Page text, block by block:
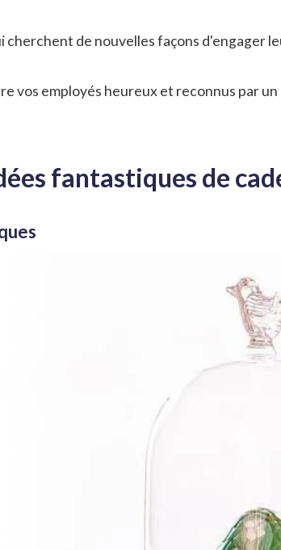
cherchent de nouvelles façons d'engager
vos employés heureux et reconnus par
fantastiques de